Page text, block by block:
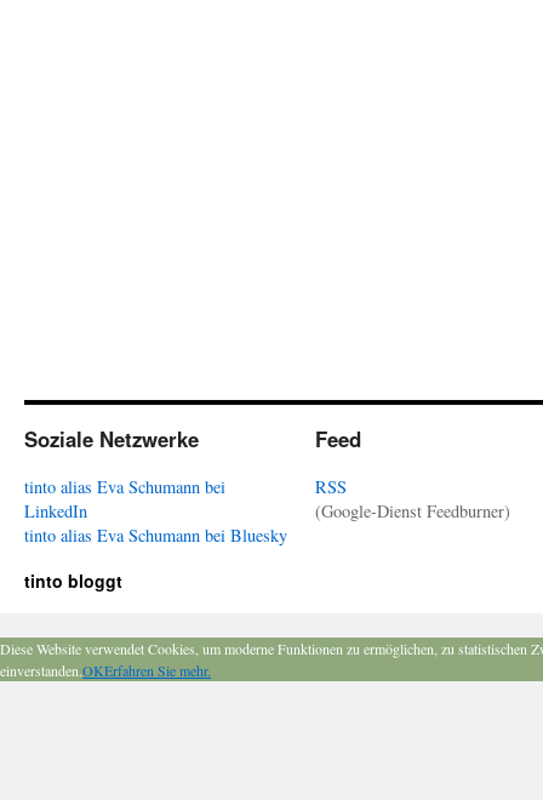
Soziale Netzwerke
tinto alias Eva Schumann bei
LinkedIn
tinto alias Eva Schumann bei Bluesky
Feed
RSS
(Google-Dienst Feedburner)
tinto bloggt
Diese Website verwendet Cookies, um moderne Funktionen zu ermöglichen, zu
einverstanden.OKErfahren Sie mehr.